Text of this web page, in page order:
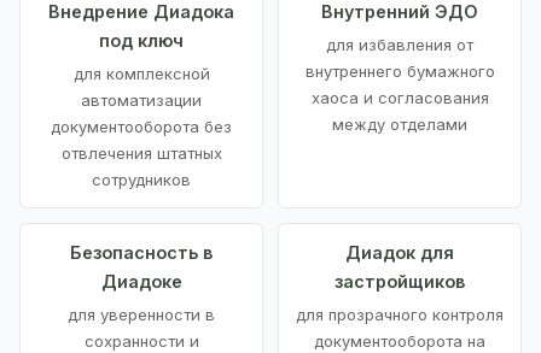
Внедрение Диадока
под ключ
для комплексной
автоматизации
документооборота без
отвлечения штатных
сотрудников
Внутренний ЭДО
для избавления от
внутреннего бумажного
хаоса и согласования
между отделами
Безопасность в
Диадоке
для уверенности в
сохранности и
Диадок для
застройщиков
для прозрачного контроля
документооборота на